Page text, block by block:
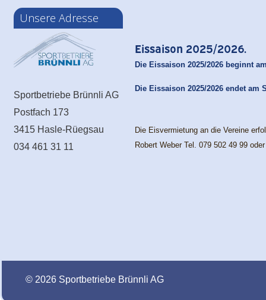
Unsere Adresse
Sportbetriebe Brünnli AG
Postfach 173
3415 Hasle-Rüegsau
034 461 31 11
Eissaison 2025/2026.
Die Eissaison 2025/2026 beginnt
Die Eissaison 2025/2026 endet am
Die Eisvermietung an die Vereine
Robert Weber Tel. 079 502 49 99
© 2026 Sportbetriebe Brünnli AG